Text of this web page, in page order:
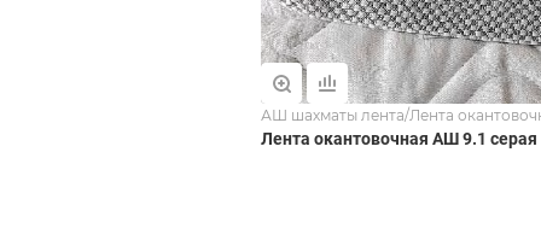
АШ шахматы лента/Лента
Лента окантовочная АШ 9.1 серая